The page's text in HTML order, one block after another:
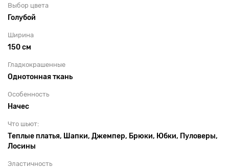
Выбор цвета
Голубой
Ширина
150 см
Гладкокрашенные
Однотонная ткань
Особенность
Начес
Что шьют:
Теплые платья, Шапки, Джемпер, Брюки, Юбки, Пуловеры,
Лосины
Эластичность